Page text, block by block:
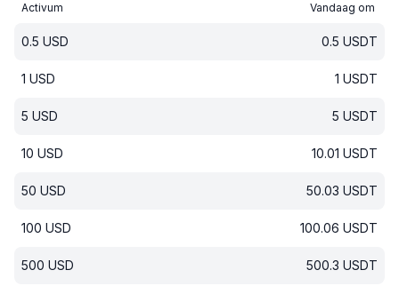
Activum Vandaag om
0.5 USD 0.5 USDT
1 USD 1 USDT
5 USD 5 USDT
10 USD 10.01 USDT
50 USD 50.03 USDT
100 USD 100.06 USDT
500 USD 500.3 USDT